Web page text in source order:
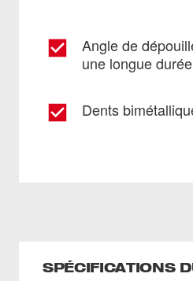
Angle de
une longue
Dents
SPÉCIFICATIONS